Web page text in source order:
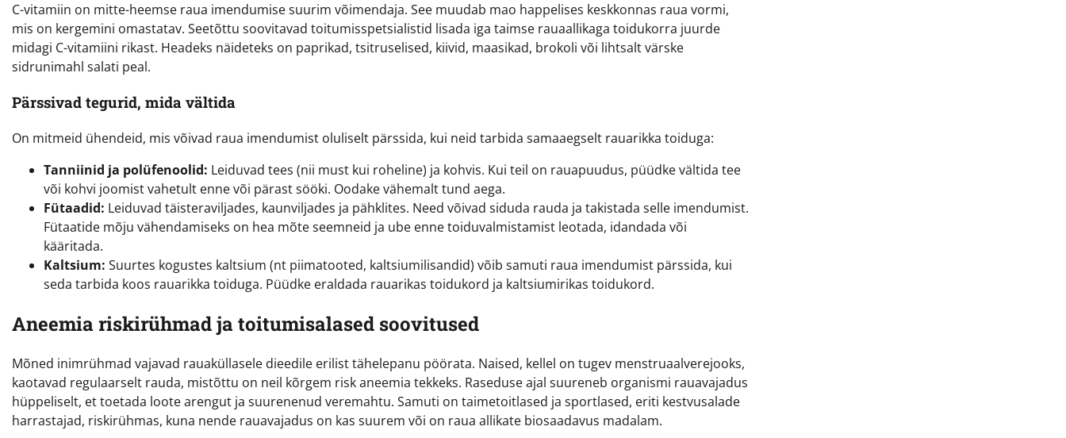
C-vitamiin on mitte-heemse raua imendumise suurim võimendaja. See muudab mao happelises keskkonnas raua vormi,
mis on kergemini omastatav. Seetõttu soovitavad toitumisspetsialistid lisada iga taimse rauaallikaga toidukorra juurde
midagi C-vitamiini rikast. Headeks näideteks on paprikad, tsitruselised, kiivid, maasikad, brokoli või lihtsalt värske
sidrunimahl salati peal.
Pärssivad tegurid, mida vältida
On mitmeid ühendeid, mis võivad raua imendumist oluliselt pärssida, kui neid tarbida samaaegselt rauarikka toiduga:
Tanniinid ja polüfenoolid: Leiduvad tees (nii must kui roheline) ja kohvis. Kui teil on rauapuudus, püüdke vältida tee
või kohvi joomist vahetult enne või pärast sööki. Oodake vähemalt tund aega.
Fütaadid: Leiduvad täisteraviljades, kaunviljades ja pähklites. Need võivad siduda rauda ja takistada selle imendumist.
Fütaatide mõju vähendamiseks on hea mõte seemneid ja ube enne toiduvalmistamist leotada, idandada või
kääritada.
Kaltsium: Suurtes kogustes kaltsium (nt piimatooted, kaltsiumilisandid) võib samuti raua imendumist pärssida, kui
seda tarbida koos rauarikka toiduga. Püüdke eraldada rauarikas toidukord ja kaltsiumirikas toidukord.
Aneemia riskirühmad ja toitumisalased soovitused
Mõned inimrühmad vajavad rauaküllasele dieedile erilist tähelepanu pöörata. Naised, kellel on tugev menstruaalverejooks,
kaotavad regulaarselt rauda, mistõttu on neil kõrgem risk aneemia tekkeks. Raseduse ajal suureneb organismi rauavajadus
hüppeliselt, et toetada loote arengut ja suurenenud veremahtu. Samuti on taimetoitlased ja sportlased, eriti kestvusalade
harrastajad, riskirühmas, kuna nende rauavajadus on kas suurem või on raua allikate biosaadavus madalam.